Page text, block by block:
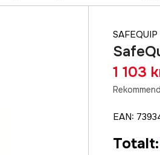
SAFEQUIP
1 103
EAN:
Totalt: